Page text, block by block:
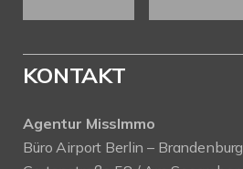
KONTAKT
Agentur MissImmo
Büro Airport Berlin – Brandenburg